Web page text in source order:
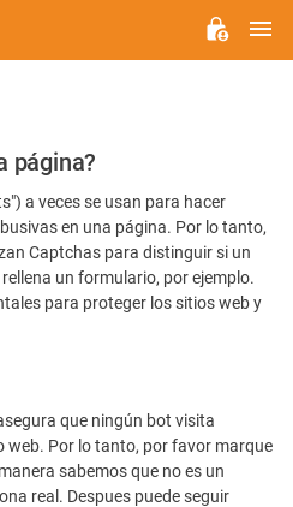
página?
a veces se usan para hacer
en una página. Por lo tanto,
Captchas para distinguir si un
un formulario, por ejemplo.
para proteger los sitios web y
que ningún bot visita
web. Por lo tanto, por favor marque
sabemos que no es un
real. Despues puede seguir